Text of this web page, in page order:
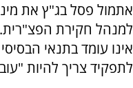
אתמול פסל בג"ץ את
למנהל חקירת
אינו עומד בתנאי
לתפקיד צריך להיות